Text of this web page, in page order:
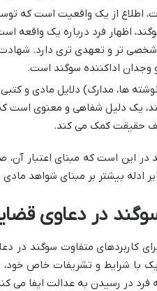
اطلاع از یک واقعیت است که
اظهار فرد درباره یک واقعه
تر و تعهدی تری دارد.
وجدان اداکننده سوگند است.
ها، مدارک) دلایل مادی و
یک دلیل شفاهی و معنوی است
حقیقت کمک می کند.
این است که مبنای اعتبار آن،
ادله بیشتر بر مبنای شواهد
سوگند در دعاوی
کاربردهای متفاوت سوگند در
با شرایط و تشریفات خاص
در رسیدن به عدالت ایفا می